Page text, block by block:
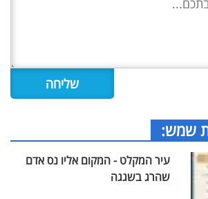
שמש:
עיר המקלט - המקום אליו נס אדם
שהרג בשגגה